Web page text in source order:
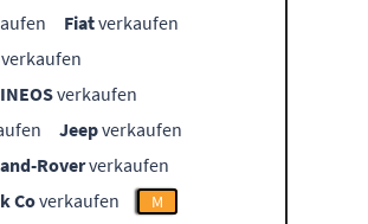
Fiatverkaufen
verkaufen
INEOSverkaufen
Jeepverkaufen
Roververkaufen
Coverkaufen M